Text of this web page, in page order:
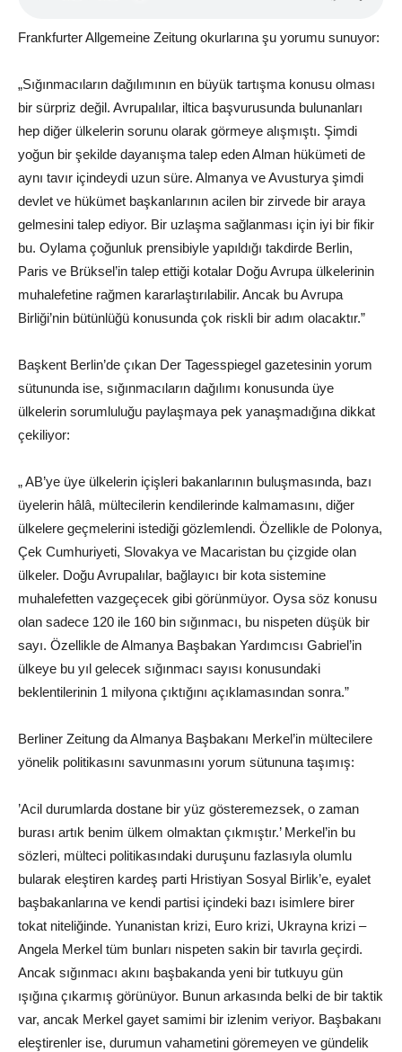
Frankfurter Allgemeine Zeitung okurlarına şu yorumu sunuyor:
„Sığınmacıların dağılımının en büyük tartışma konusu olması
bir sürpriz değil. Avrupalılar, iltica başvurusunda bulunanları
hep diğer ülkelerin sorunu olarak görmeye alışmıştı. Şimdi
yoğun bir şekilde dayanışma talep eden Alman hükümeti de
aynı tavır içindeydi uzun süre. Almanya ve Avusturya şimdi
devlet ve hükümet başkanlarının acilen bir zirvede bir araya
gelmesini talep ediyor. Bir uzlaşma sağlanması için iyi bir fikir
bu. Oylama çoğunluk prensibiyle yapıldığı takdirde Berlin,
Paris ve Brüksel’in talep ettiği kotalar Doğu Avrupa ülkelerinin
muhalefetine rağmen kararlaştırılabilir. Ancak bu Avrupa
Birliği’nin bütünlüğü konusunda çok riskli bir adım olacaktır.”
Başkent Berlin’de çıkan Der Tagesspiegel gazetesinin yorum
sütununda ise, sığınmacıların dağılımı konusunda üye
ülkelerin sorumluluğu paylaşmaya pek yanaşmadığına dikkat
çekiliyor:
„ AB’ye üye ülkelerin içişleri bakanlarının buluşmasında, bazı
üyelerin hâlâ, mültecilerin kendilerinde kalmamasını, diğer
ülkelere geçmelerini istediği gözlemlendi. Özellikle de Polonya,
Çek Cumhuriyeti, Slovakya ve Macaristan bu çizgide olan
ülkeler. Doğu Avrupalılar, bağlayıcı bir kota sistemine
muhalefetten vazgeçecek gibi görünmüyor. Oysa söz konusu
olan sadece 120 ile 160 bin sığınmacı, bu nispeten düşük bir
sayı. Özellikle de Almanya Başbakan Yardımcısı Gabriel’in
ülkeye bu yıl gelecek sığınmacı sayısı konusundaki
beklentilerinin 1 milyona çıktığını açıklamasından sonra.”
Berliner Zeitung da Almanya Başbakanı Merkel’in mültecilere
yönelik politikasını savunmasını yorum sütununa taşımış:
’Acil durumlarda dostane bir yüz gösteremezsek, o zaman
burası artık benim ülkem olmaktan çıkmıştır.’ Merkel’in bu
sözleri, mülteci politikasındaki duruşunu fazlasıyla olumlu
bularak eleştiren kardeş parti Hristiyan Sosyal Birlik’e, eyalet
başbakanlarına ve kendi partisi içindeki bazı isimlere birer
tokat niteliğinde. Yunanistan krizi, Euro krizi, Ukrayna krizi –
Angela Merkel tüm bunları nispeten sakin bir tavırla geçirdi.
Ancak sığınmacı akını başbakanda yeni bir tutkuyu gün
ışığına çıkarmış görünüyor. Bunun arkasında belki de bir taktik
var, ancak Merkel gayet samimi bir izlenim veriyor. Başbakanı
eleştirenler ise, durumun vahametini göremeyen ve gündelik